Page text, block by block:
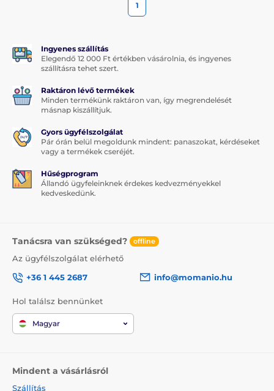
1
Ingyenes szállítás
Elegendő 12 000 Ft értékben vásárolnia, és ingyenes
szállításra tehet szert.
Raktáron lévő termékek
Minden termékünk raktáron van, így megrendelését
másnap kiszállítjuk.
Gyors ügyfélszolgálat
Pár órán belül megoldunk mindent: panaszokat, kérdéseket
vagy a termékek cseréjét.
Hűségprogram
Állandó ügyfeleinknek érdekes kedvezményekkel
kedveskedünk.
Tanácsra van szükséged? offline
Az ügyfélszolgálat elérhető
+36 1 445 2687
info@momanio.hu
Hol találsz bennünket
Magyar
Mindent a vásárlásról
Szállítás